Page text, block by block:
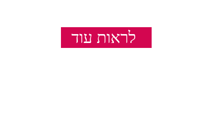
מושלם גם לבעלי ידיים שמאליות
לראות עוד